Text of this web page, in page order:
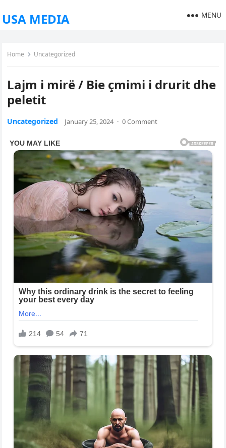
USA MEDIA MENU
Home Uncategorized
Lajm i mirë / Bie çmimi i drurit dhe
peletit
Uncategorized January 25, 2024 · 0 Comment